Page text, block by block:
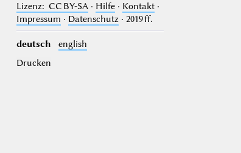
Lizenz: CC BY-SA· Hilfe· Kontakt·
Impressum · Datenschutz· 2019 ff.
deutsch
english
Drucken